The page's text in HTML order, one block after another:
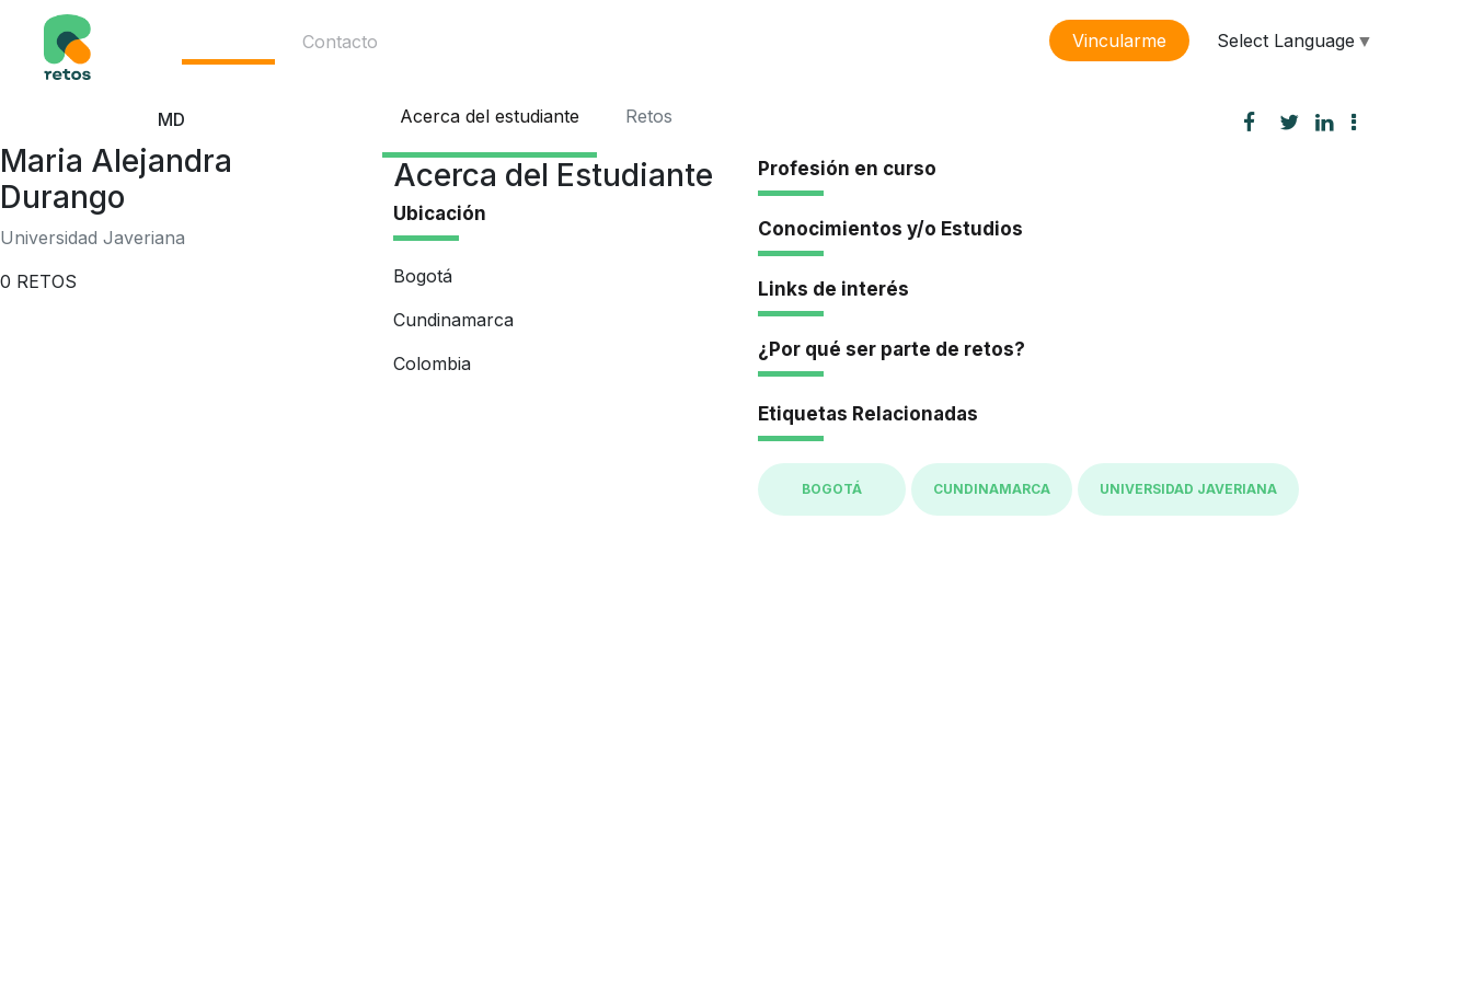
Contacto Vincularme Select Language ▼
MD
Maria Alejandra
Durango
Universidad Javeriana
0 RETOS
Acerca del estudiante Retos
Acerca del Estudiante
Ubicación
Bogotá
Cundinamarca
Colombia
Profesión en curso
Conocimientos y/o Estudios
Links de interés
¿Por qué ser parte de retos?
Etiquetas Relacionadas
BOGOTÁ CUNDINAMARCA UNIVERSIDAD JAVERIANA